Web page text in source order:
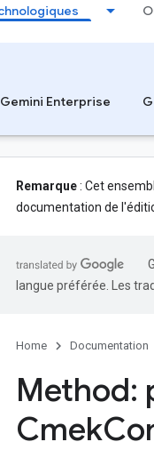
Enterprise
Remarque: Cet
documentation de
langue préférée. Les
Home Documentation
Method:
Cmek